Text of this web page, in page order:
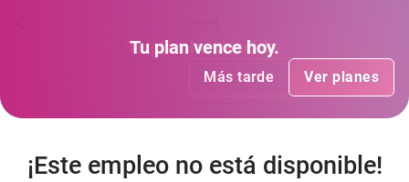
Tu plan ha vencido.
Más tarde Ver planes
Tu plan vence hoy.
Más tarde Ver planes
¡Este empleo no está disponible!